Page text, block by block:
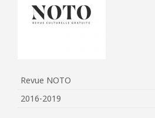
Revue NOTO
2016-2019